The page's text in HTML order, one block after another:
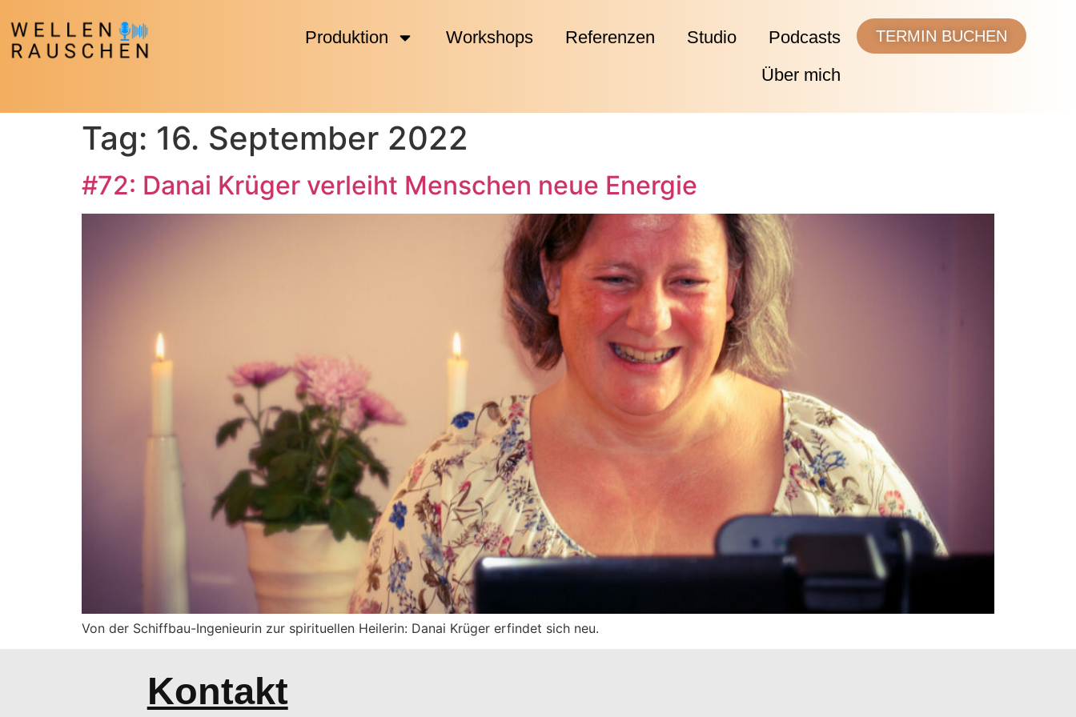
Produktion Workshops Referenzen Studio
Podcasts
Über mich
TERMIN BUCHEN
Tag: 16. September 2022
#72: Danai Krüger verleiht Menschen neue Energie
Von der Schiffbau-Ingenieurin zur spirituellen Heilerin: Danai Krüger erfindet sich neu.
Kontakt